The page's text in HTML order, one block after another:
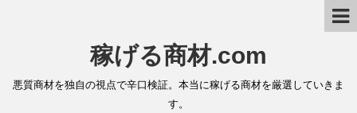
稼げる商材.com
悪質商材を独自の視点で辛口検証。本当に稼げる商材を厳選していきま
す。